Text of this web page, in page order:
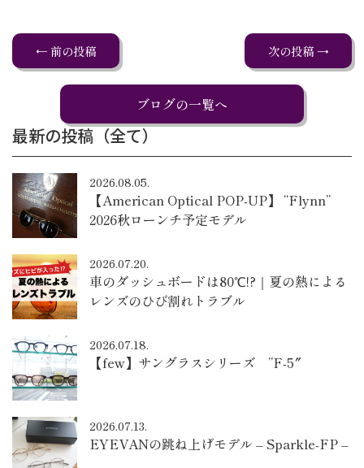
← 前の投稿 次の投稿 →
ブログの一覧へ
最新の投稿（全て）
2026.08.05.
【American Optical POP-UP】 “Flynn”
2026秋ローンチ予定モデル
2026.07.20.
車のダッシュボードは80℃!?｜夏の熱による
レンズのひび割れトラブル
2026.07.18.
【few】サングラスシリーズ ”F-5″
2026.07.13.
EYEVANの跳ね上げモデル – Sparkle-FP –